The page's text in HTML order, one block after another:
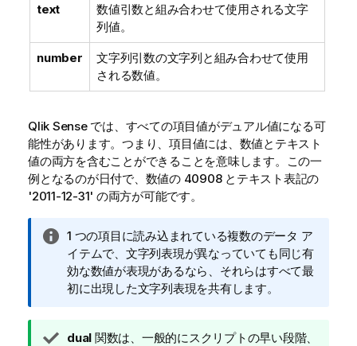
text
数値引数と組み合わせて使用される文字
列値。
number
文字列引数の文字列と組み合わせて使用
される数値。
Qlik Senseでは、すべての項目値がデュアル値になる可
能性があります。つまり、項目値には、数値とテキスト
値の両方を含むことができることを意味します。この一
例となるのが日付で、数値の 40908とテキスト表記の
'2011-12-31' の両方が可能です。
情
報
メ
モ
1 つの項目に読み込まれている複数のデータ ア
イテムで、文字列表現が異なっていても同じ有
効な数値が表現があるなら、それらはすべて最
初に出現した文字列表現を共有します。
ヒ
dual 関数は、一般的にスクリプトの早い段階、